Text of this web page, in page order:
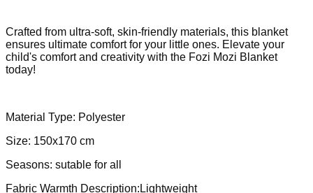
Crafted from ultra-soft, skin-friendly materials, this blanket
ensures ultimate comfort for your little ones. Elevate your
child's comfort and creativity with the Fozi Mozi Blanket
today!
Material Type: Polyester
Size: 150x170 cm
Seasons: sutable for all
Fabric Warmth Description:Lightweight